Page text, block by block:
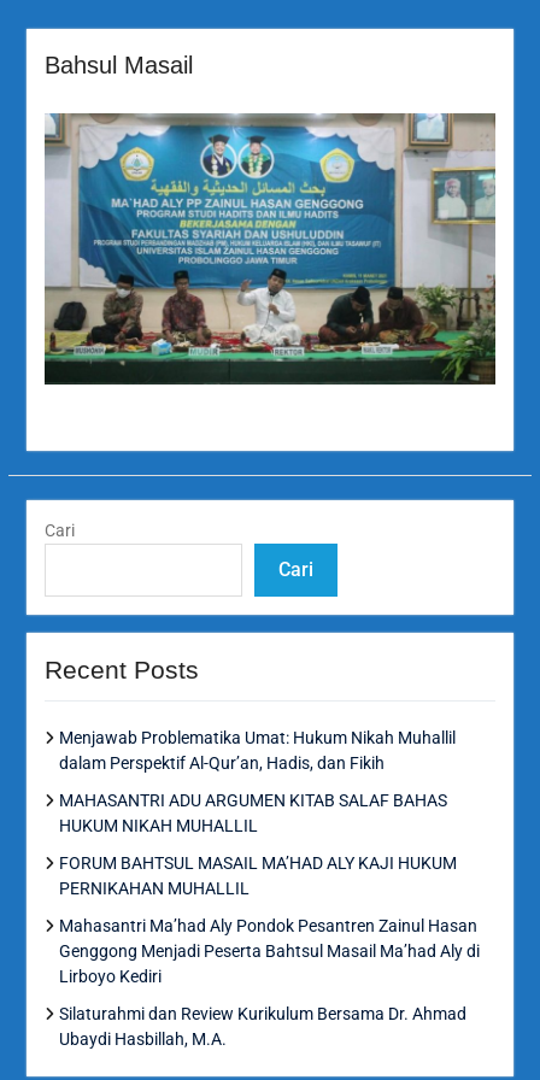
Bahsul Masail
Cari
Cari
Recent Posts
Menjawab Problematika Umat: Hukum Nikah Muhallil
dalam Perspektif Al-Qur’an, Hadis, dan Fikih
MAHASANTRI ADU ARGUMEN KITAB SALAF BAHAS
HUKUM NIKAH MUHALLIL
FORUM BAHTSUL MASAIL MA’HAD ALY KAJI HUKUM
PERNIKAHAN MUHALLIL
Mahasantri Ma’had Aly Pondok Pesantren Zainul Hasan
Genggong Menjadi Peserta Bahtsul Masail Ma’had Aly di
Lirboyo Kediri
Silaturahmi dan Review Kurikulum Bersama Dr. Ahmad
Ubaydi Hasbillah, M.A.